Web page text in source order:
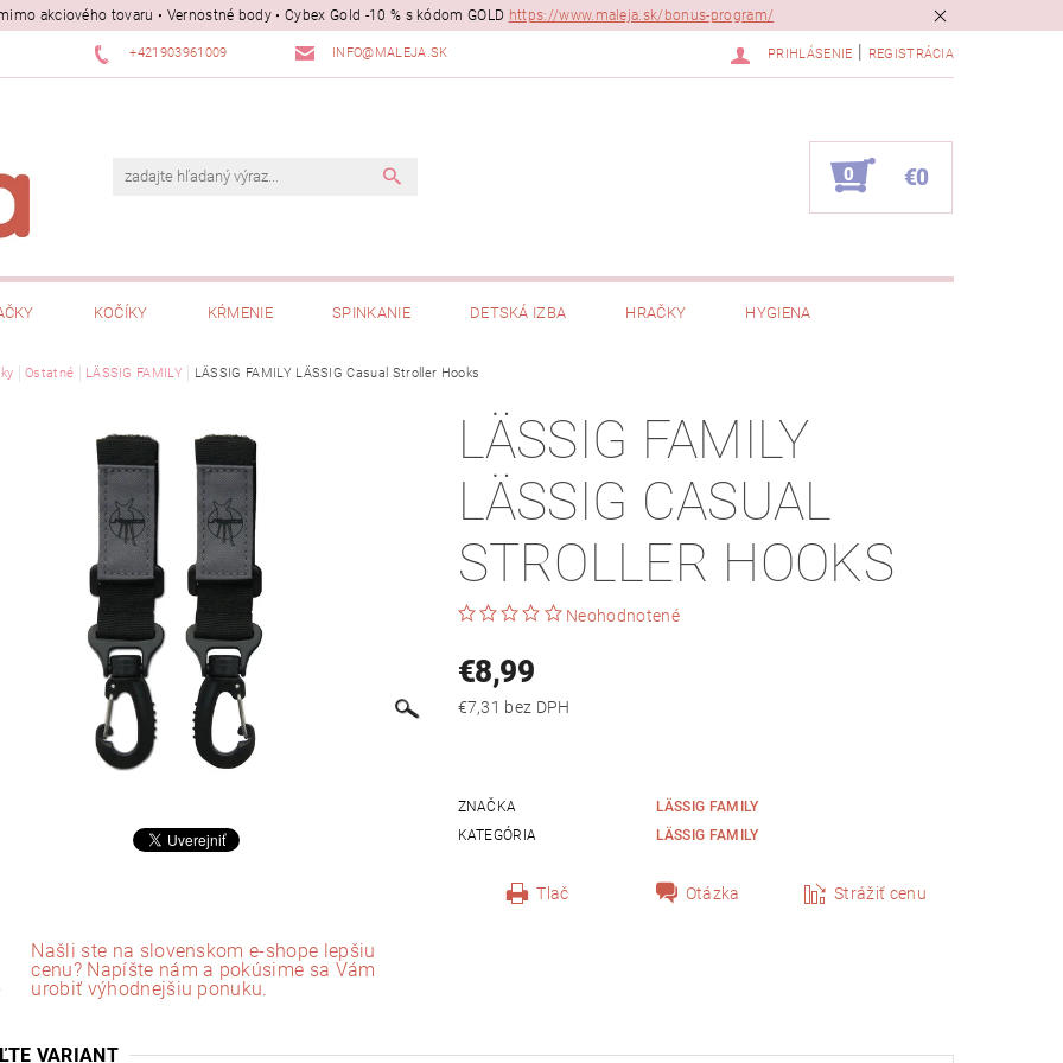
akciového tovaru • Vernostné body • Cybex Gold -10 % s kódom GOLD https://www.maleja.sk/bonus-program/
+421903961009 INFO@MALEJA.SK PRIHLÁSENIE REGISTRÁCIA
0 €0
KOČÍKY KŔMENIE SPINKANIE DETSKÁ IZBA HRAČKY HYGIENA
Ostatné LÄSSIG FAMILY LÄSSIG FAMILY LÄSSIG Casual Stroller Hooks
LÄSSIG FAMILY
LÄSSIG CASUAL
STROLLER HOOKS
Neohodnotené
€8,99
€7,31 bez DPH
ZNAČKA
LÄSSIG FAMILY
KATEGÓRIA
LÄSSIG FAMILY
Tlač Otázka Strážiť cenu
Našli ste na slovenskom e-shope lepšiu
cenu? Napíšte nám a pokúsime sa Vám
urobiť výhodnejšiu ponuku.
VARIANT